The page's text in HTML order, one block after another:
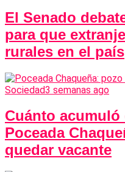
El Senado
para que
rurales en el país
Sociedad3 semanas ago
Cuánto acumuló
Poceada
quedar vacante